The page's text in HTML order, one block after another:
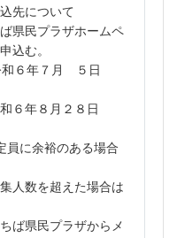
先について
県民プラザホームペ
込む。
６年７月 ５日
月２８日
に余裕のある場合
人数を超えた場合は
ば県民プラザからメ